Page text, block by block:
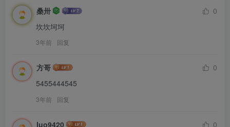
桑卅
0
坎坎坷坷
3年前 回复
方哥
0
5455444545
3年前 回复
luo9420
0